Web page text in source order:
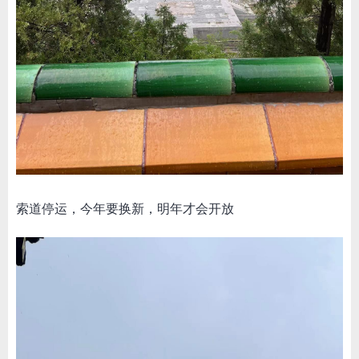
索道停运，今年要换新，明年才会开放